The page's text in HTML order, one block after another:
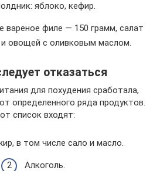
яблоко, кефир.
вареное филе — 150 грамм, салат
и овощей с оливковым маслом.
отказаться
для похудения сработала,
определенного ряда продуктов.
список входят:
в том числе сало и масло.
Алкоголь.